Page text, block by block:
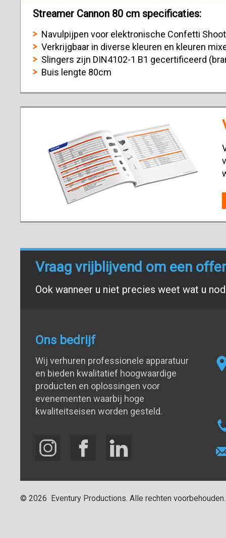
Streamer Cannon 80 cm specificaties:
Navulpijpen voor elektronische Confetti
Verkrijgbaar in diverse kleuren en kleuren
Slingers zijn DIN4102-1 B1 gecertificeerd
Buis lengte 80cm
Vraag vrijblijvend om een
Ook wanneer u niet precies weet wat u
Ons bedrijf
Wij verhuren professionele apparatuur
en bieden kwalitatief hoogwaardige
producten en oplossingen voor
evenementen waarbij hoge
kwaliteitseisen worden gesteld.
© 2026 Eventury Productions. Alle rechten voorbehouden.